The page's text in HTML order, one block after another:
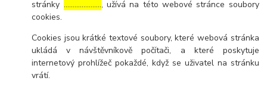
stránky …………………, užívá na této webové stránce soubory
cookies.
Cookies jsou krátké textové soubory, které webová stránka
ukládá v návštěvníkově počítači, a které poskytuje
internetový prohlížeč pokaždé, když se uživatel na stránku
vrátí.